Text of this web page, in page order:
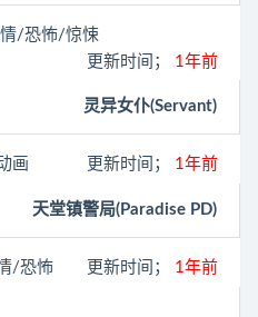
/恐怖/惊悚
更新时间；
1年前
灵异女仆(Servant)
画 更新时间； 1年前
天堂镇警局(Paradise PD)
/恐怖 更新时间； 1年前